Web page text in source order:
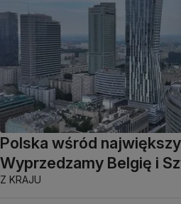
Polska wśród
Wyprzedzamy Belgię i
Z KRAJU